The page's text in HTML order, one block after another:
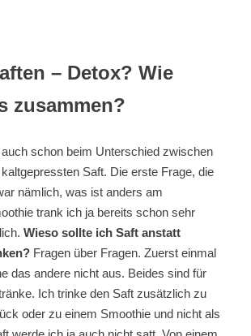
– Detox? Wie
zusammen?
schon beim Unterschied zwischen
Saft. Die erste Frage, die
nämlich, was ist anders am
trank ich ja bereits schon sehr
Wieso sollte ich Saft anstatt
Fragen über Fragen. Zuerst einmal
das andere nicht aus. Beides sind für
Ich trinke den Saft zusätzlich zu
oder zu einem Smoothie und nicht als